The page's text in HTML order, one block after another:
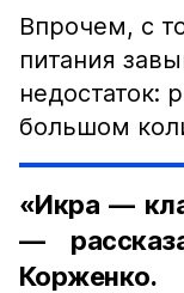
Впрочем, с
питания
недостаток:
большом
«Икра —
—